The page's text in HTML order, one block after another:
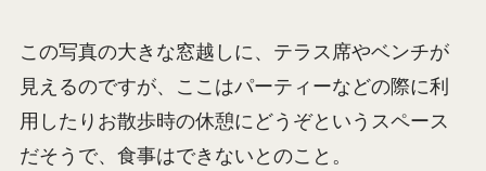
この写真の大きな窓越しに、テラス席やベンチが
見えるのですが、ここはパーティーなどの際に利
用したりお散歩時の休憩にどうぞというスペース
だそうで、食事はできないとのこと。